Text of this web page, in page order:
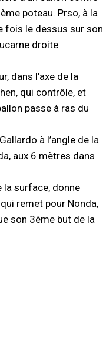
poteau. Prso, à la
fois le dessus sur son
droite
dans l’axe de la
qui contrôle, et
passe à ras du
à l’angle de la
aux 6 mètres dans
la surface, donne
remet pour Nonda,
son 3ème but de la